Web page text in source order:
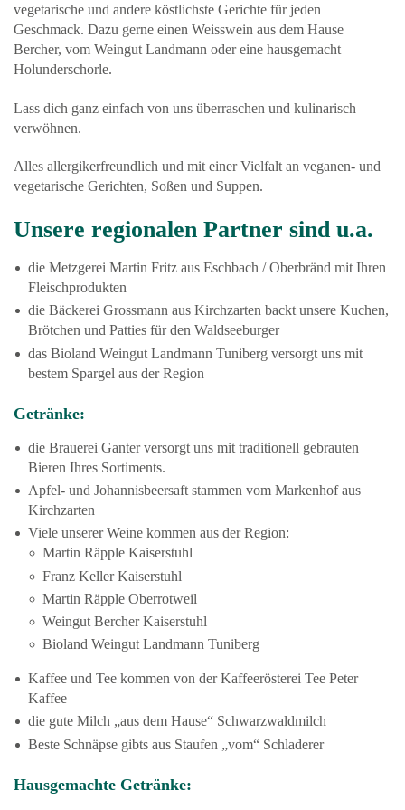
vegetarische und andere köstlichste Gerichte für jeden
Geschmack. Dazu gerne einen Weisswein aus dem Hause
Bercher, vom Weingut Landmann oder eine hausgemacht
Holunderschorle.
Lass dich ganz einfach von uns überraschen und kulinarisch
verwöhnen.
Alles allergikerfreundlich und mit einer Vielfalt an veganen- und
vegetarische Gerichten, Soßen und Suppen.
Unsere regionalen Partner sind u.a.
die Metzgerei Martin Fritz aus Eschbach / Oberbränd mit Ihren
Fleischprodukten
die Bäckerei Grossmann aus Kirchzarten backt unsere Kuchen,
Brötchen und Patties für den Waldseeburger
das Bioland Weingut Landmann Tuniberg versorgt uns mit
bestem Spargel aus der Region
Getränke:
die Brauerei Ganter versorgt uns mit traditionell gebrauten
Bieren Ihres Sortiments.
Apfel- und Johannisbeersaft stammen vom Markenhof aus
Kirchzarten
Viele unserer Weine kommen aus der Region:
Martin Räpple Kaiserstuhl
Franz Keller Kaiserstuhl
Martin Räpple Oberrotweil
Weingut Bercher Kaiserstuhl
Bioland Weingut Landmann Tuniberg
Kaffee und Tee kommen von der Kaffeerösterei Tee Peter
Kaffee
die gute Milch „aus dem Hause“ Schwarzwaldmilch
Beste Schnäpse gibts aus Staufen „vom“ Schladerer
Hausgemachte Getränke: